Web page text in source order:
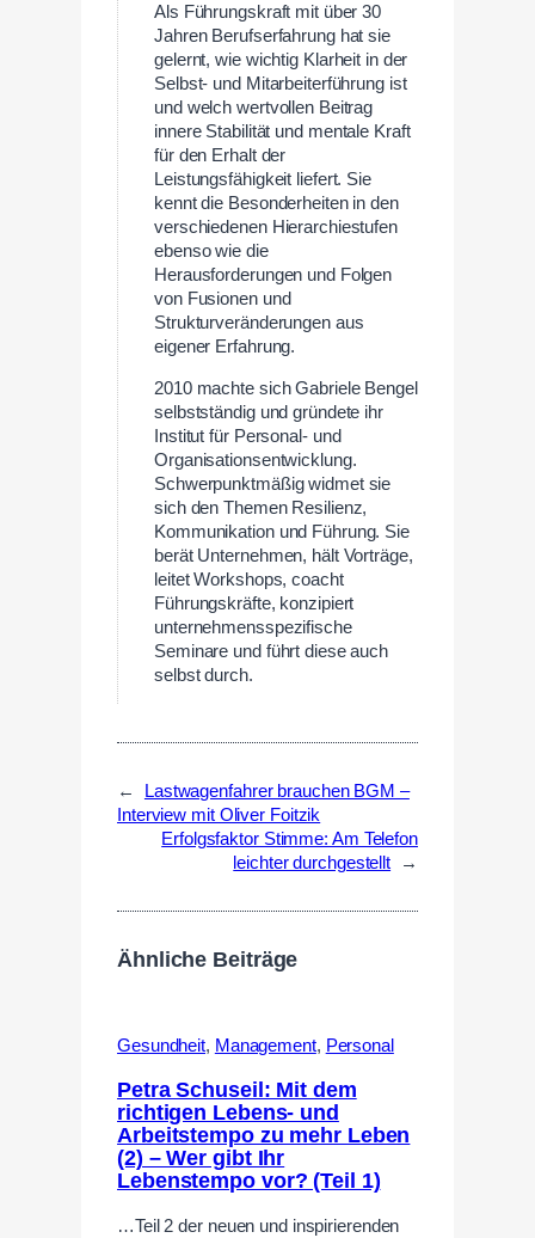
Als Führungskraft mit über 30
Jahren Berufserfahrung hat sie
gelernt, wie wichtig Klarheit in der
Selbst- und Mitarbeiterführung ist
und welch wertvollen Beitrag
innere Stabilität und mentale Kraft
für den Erhalt der
Leistungsfähigkeit liefert. Sie
kennt die Besonderheiten in den
verschiedenen Hierarchiestufen
ebenso wie die
Herausforderungen und Folgen
von Fusionen und
Strukturveränderungen aus
eigener Erfahrung.
2010 machte sich Gabriele Bengel
selbstständig und gründete ihr
Institut für Personal- und
Organisationsentwicklung.
Schwerpunktmäßig widmet sie
sich den Themen Resilienz,
Kommunikation und Führung. Sie
berät Unternehmen, hält Vorträge,
leitet Workshops, coacht
Führungskräfte, konzipiert
unternehmensspezifische
Seminare und führt diese auch
selbst durch.
←
Lastwagenfahrer brauchen BGM –
Interview mit Oliver Foitzik
Erfolgsfaktor Stimme: Am Telefon
leichter durchgestellt
→
Ähnliche Beiträge
Gesundheit, Management, Personal
Petra Schuseil: Mit dem
richtigen Lebens- und
Arbeitstempo zu mehr Leben
(2) – Wer gibt Ihr
Lebenstempo vor? (Teil 1)
…Teil 2 der neuen und inspirierenden